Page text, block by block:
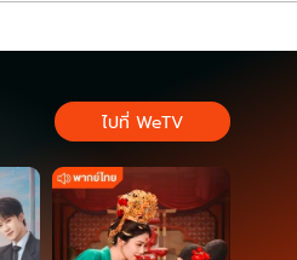
ไปที่ WeTV